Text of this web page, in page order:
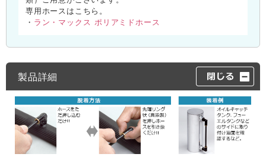
専用ホースはこちら。
・ ラン・マックス ポリアミドホース
製品詳細